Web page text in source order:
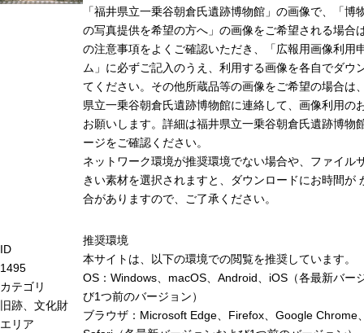
ID
1495
カテゴリ
旧跡、文化財
エリア
「福井県立一乗谷朝倉氏遺跡博物館」の画像で、「博
の写真提供を希望の方へ」の画像をご希望される場合
の注意事項をよくご確認いただき、「広報用画像利用
ム」に必ずご記入のうえ、利用する画像を各自でダウ
てください。その他所蔵品等の画像をご希望の場合は
県立一乗谷朝倉氏遺跡博物館に連絡して、画像利用の
お願いします。詳細は福井県立一乗谷朝倉氏遺跡博物
ージをご確認ください。
ネットワーク環境が推奨環境でない場合や、ファイル
きい素材を選択されますと、ダウンロードにお時間が
合がありますので、ご了承ください。
推奨環境
本サイトは、以下の環境での閲覧を推奨しています。
OS：Windows、macOS、Android、iOS（各最新バー
び1つ前のバージョン）
ブラウザ：Microsoft Edge、Firefox、Google Chrome